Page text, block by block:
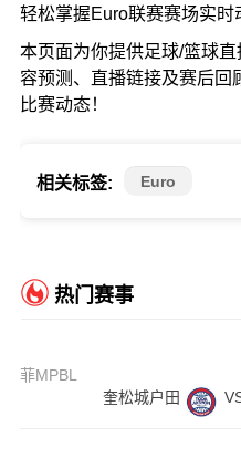
轻松掌握Euro联赛赛场实时
本页面为你提供足球/篮球
容预测、直播链接及赛后回
比赛动态！
相关标签: Euro
热门赛事
菲MPBL
奎松城户田